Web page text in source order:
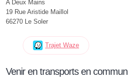
A Deux Mains
19 Rue Aristide Maillol
66270 Le Soler
Trajet Waze
Venir en transports en commun